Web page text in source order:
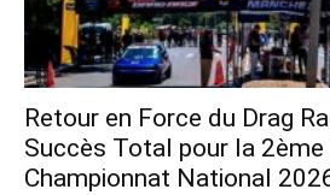
Retour en Force du Drag
Succès Total pour la 2ème
Championnat National